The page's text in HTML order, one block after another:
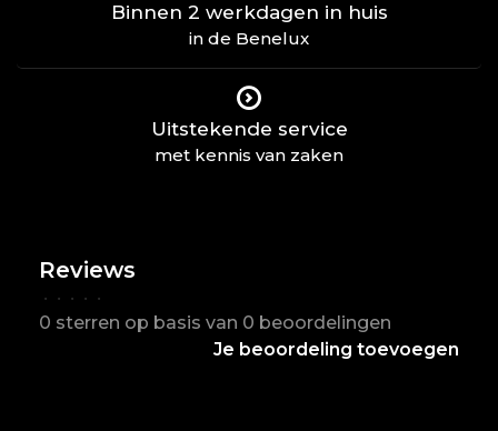
Binnen 2 werkdagen in huis
in de Benelux
Uitstekende service
met kennis van zaken
Reviews
• • • • •
0 sterren op basis van 0 beoordelingen
Je beoordeling toevoegen